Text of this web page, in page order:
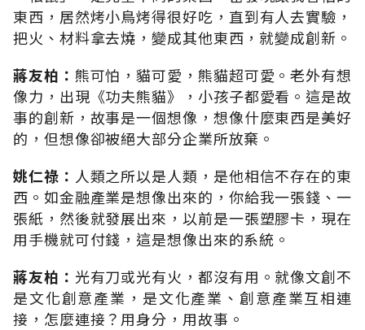
東西，居然烤小鳥烤得很好吃，直到有人去實驗，
把火、材料拿去燒，變成其他東西，就變成創新。
蔣友柏： 熊可怕，貓可愛，熊貓超可愛。老外有想
像力，出現《功夫熊貓》，小孩子都愛看。這是故
事的創新，故事是一個想像，想像什麼東西是美好
的，但想像卻被絕大部分企業所放棄。
姚仁祿： 人類之所以是人類，是他相信不存在的東
西。如金融產業是想像出來的，你給我一張錢、一
張紙，然後就發展出來，以前是一張塑膠卡，現在
用手機就可付錢，這是想像出來的系統。
蔣友柏： 光有刀或光有火，都沒有用。就像文創不
是文化創意產業，是文化產業、創意產業互相連
接，怎麼連接？用身分，用故事。